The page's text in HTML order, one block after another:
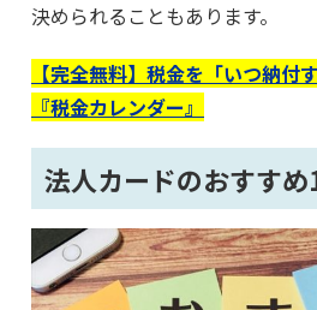
決められることもあります。
【完全無料】税金を「いつ納付
『税金カレンダー』
法人カードのおすす